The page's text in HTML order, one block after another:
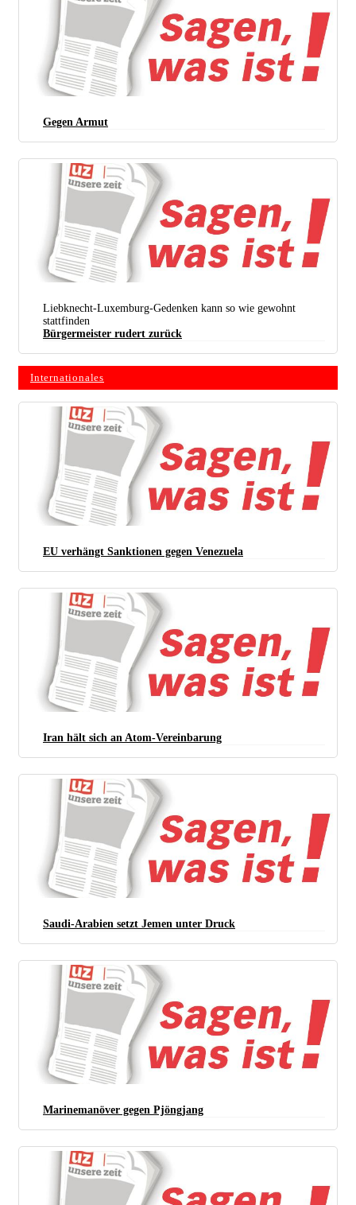
Gegen Armut
Liebknecht-Luxemburg-Gedenken kann so wie gewohnt
stattfinden
Bürgermeister rudert zurück
Internationales
EU verhängt Sanktionen gegen Venezuela
Iran hält sich an Atom-Vereinbarung
Saudi-Arabien setzt Jemen unter Druck
Marinemanöver gegen Pjöngjang